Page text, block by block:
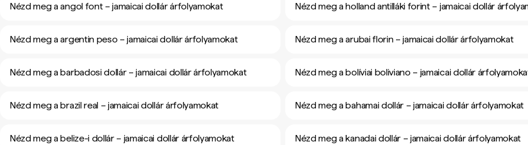
Nézd meg a angol font – jamaicai dollár árfolyamokat Nézd meg a holland antilláki forint – jamaicai dollár
Nézd meg a argentin peso – jamaicai dollár árfolyamokat Nézd meg a arubai florin – jamaicai dollár árfolyamokat
Nézd meg a barbadosi dollár – jamaicai dollár árfolyamokat Nézd meg a bolíviai boliviano – jamaicai dollár
Nézd meg a brazil real – jamaicai dollár árfolyamokat Nézd meg a bahamai dollár – jamaicai dollár árfolyamokat
Nézd meg a belize-i dollár – jamaicai dollár árfolyamokat Nézd meg a kanadai dollár – jamaicai dollár árfolyamokat